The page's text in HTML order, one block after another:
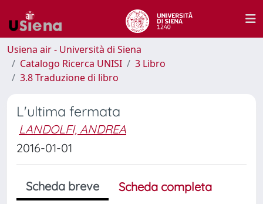
Usiena air - Università di Siena
Catalogo Ricerca UNISI
3 Libro
3.8 Traduzione di libro
L'ultima fermata
LANDOLFI, ANDREA
2016-01-01
Scheda breve
Scheda completa